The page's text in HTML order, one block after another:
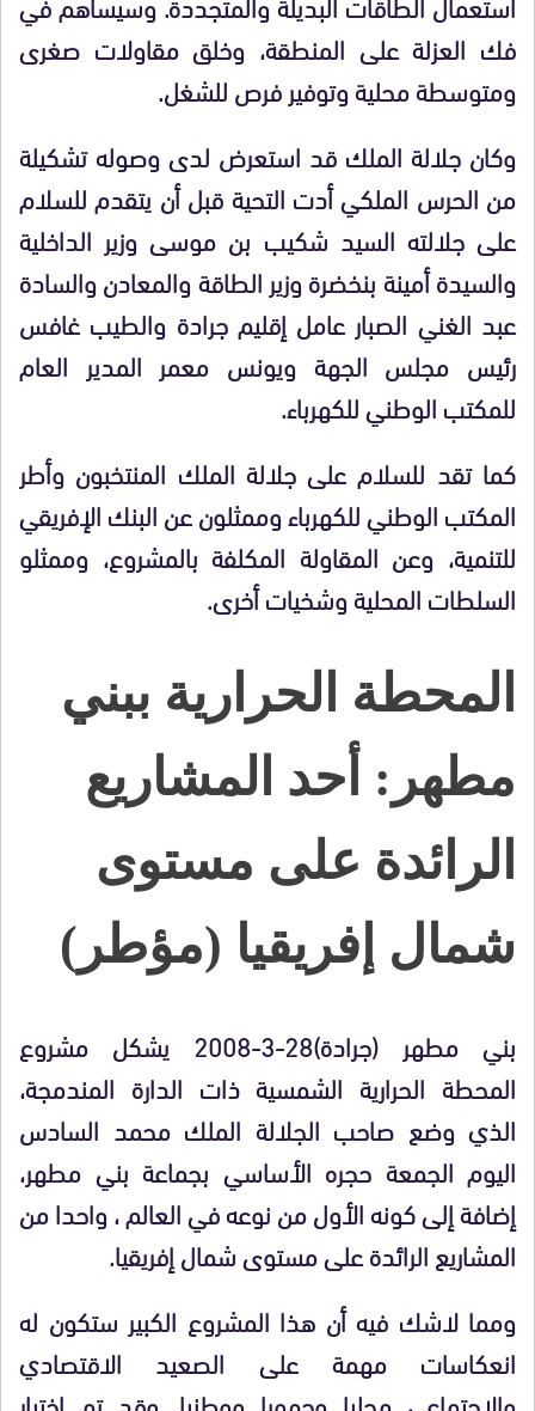
فك العزلة على المنطقة، وخلق مقاولات صغرى
ومتوسطة محلية وتوفير فرص للشغل.
وكان جلالة الملك قد استعرض لدى وصوله تشكيلة
من الحرس الملكي أدت التحية قبل أن يتقدم للسلام
على جلالته السيد شكيب بن موسى وزير الداخلية
والسيدة أمينة بنخضرة وزير الطاقة والمعادن والسادة
عبد الغني الصبار عامل إقليم جرادة والطيب غافس
رئيس مجلس الجهة ويونس معمر المدير العام
للمكتب الوطني للكهرباء.
كما تقد للسلام على جلالة الملك المنتخبون وأطر
المكتب الوطني للكهرباء وممثلون عن البنك الإفريقي
للتنمية، وعن المقاولة المكلفة بالمشروع، وممثلو
السلطات المحلية وشخيات أخرى.
المحطة الحرارية ببني
مطهر: أحد المشاريع
الرائدة على مستوى
شمال إفريقيا (مؤطر )
بني مطهر (جرادة)28-3-2008 يشكل مشروع
المحطة الحرارية الشمسية ذات الدارة المندمجة،
الذي وضع صاحب الجلالة الملك محمد السادس
اليوم الجمعة حجره الأساسي بجماعة بني مطهر،
إضافة إلى كونه الأول من نوعه في العالم ، واحدا من
المشاريع الرائدة على مستوى شمال إفريقيا.
ومما لاشك فيه أن هذا المشروع الكبير ستكون له
انعكاسات مهمة على الصعيد الاقتصادي